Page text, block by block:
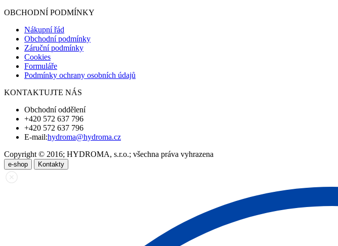
OBCHODNÍ PODMÍNKY
Nákupní řád
Obchodní podmínky
Záruční podmínky
Cookies
Formuláře
Podmínky ochrany osobních údajů
KONTAKTUJTE NÁS
Obchodní oddělení
+420 572 637 796
+420 572 637 796
E-mail:hydroma@hydroma.cz
Copyright © 2016; HYDROMA, s.r.o.; všechna práva vyhrazena
e-shop Kontakty